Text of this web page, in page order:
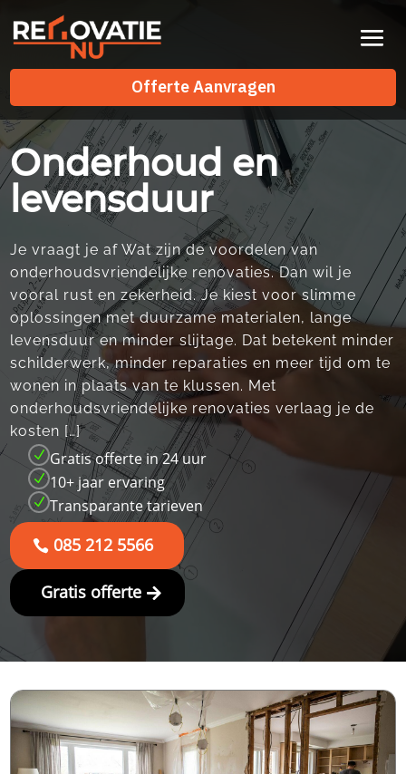
Offerte Aanvragen
Offerte Aanvragen
Onderhoud en
levensduur
Je vraagt je af Wat zijn de voordelen van
onderhoudsvriendelijke renovaties.​ Dan wil je
vooral rust en zekerheid.​ Je kiest voor slimme
oplossingen met duurzame materialen, lange
levensduur en minder slijtage.​ Dat betekent minder
schilderwerk, minder reparaties en meer tijd om te
wonen in plaats van te klussen.​ Met
onderhoudsvriendelijke renovaties verlaag je de
kosten […]
N Gratis offerte in 24 uur
N 10+ jaar ervaring
N Transparante tarieven
085 212 5566
Gratis offerte